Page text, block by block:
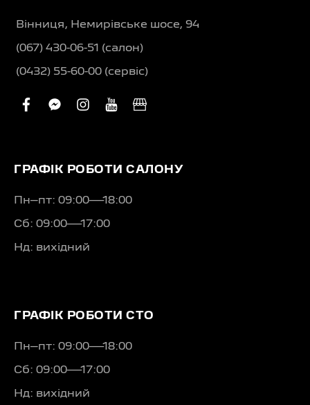
Вінниця, Немирівське шосе, 94
(067) 430-06-51 (салон)
(0432) 55-60-00 (сервіс)
facebook
facebook-
instagram
youtube
business
ГРАФІК РОБОТИ САЛОНУ
Пн–пт: 09:00—18:00
Сб: 09:00—17:00
Нд: вихідний
ГРАФІК РОБОТИ СТО
Пн–пт: 09:00—18:00
Сб: 09:00—17:00
Нд: вихідний